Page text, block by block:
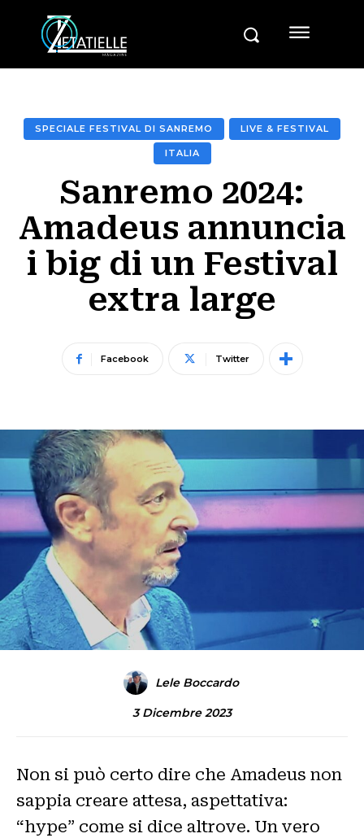
SPECIALE FESTIVAL DI SANREMO LIVE & FESTIVAL
ITALIA
Sanremo 2024:
Amadeus annuncia
i big di un Festival
extra large
Facebook Twitter
Lele Boccardo
3 Dicembre 2023
Non si può certo dire che Amadeus non
sappia creare attesa, aspettativa:
“hype” come si dice altrove. Un vero